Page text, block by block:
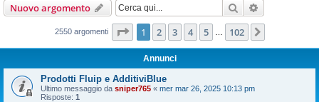
Nuovo argomento Cerca
2550 argomenti Pagina di 102
1 2 3 4 5 102
Annunci
Prodotti Fluip e AdditiviBlue
Ultimo messaggio da sniper765 « mer mar 26, 2025 10:13 pm
Risposte: 1